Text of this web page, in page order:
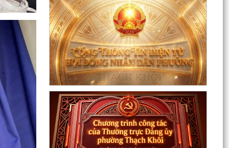
biến triển khai Luật sửa đổi, bổ sung một số điều
của...
Công tác tháng 8/2026 của Ủy ban nhân dân
phường Thạch Khôi
Đồng chí Đặng Xuân Thưởng - Uỷ viên Thành
uỷ, Phó Trưởng ban thường trực Ban Nội chính
Thành uỷ dự...
Nuôi con bằng sữa mẹ cho một “Khởi đầu bền
vững - Phát huy những thực hành tốt sẵn có”
Về việc thay đổi địa danh trên bảng hiệu tại các